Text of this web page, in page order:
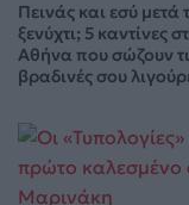
Πεινάς και εσύ μετά
ξενύχτι; 5 καντίνες
Αθήνα που σώζουν
βραδινές σου